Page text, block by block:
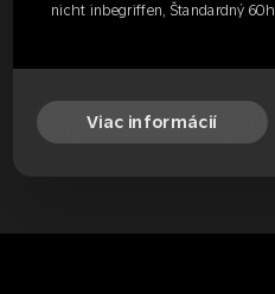
nicht inbegriffen, Štandardný
Viac informácií